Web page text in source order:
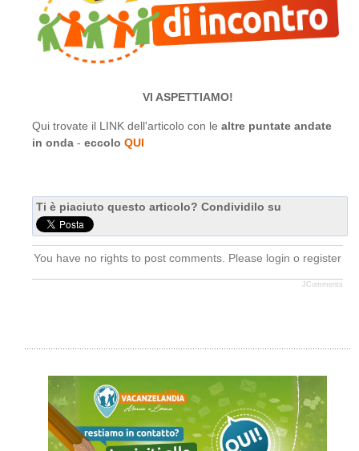
VI ASPETTIAMO!
Qui trovate il LINK dell'articolo con le altre puntate andate
in onda - eccolo QUI
Ti è piaciuto questo articolo? Condividilo su
You have no rights to post comments. Please login o register
JComments